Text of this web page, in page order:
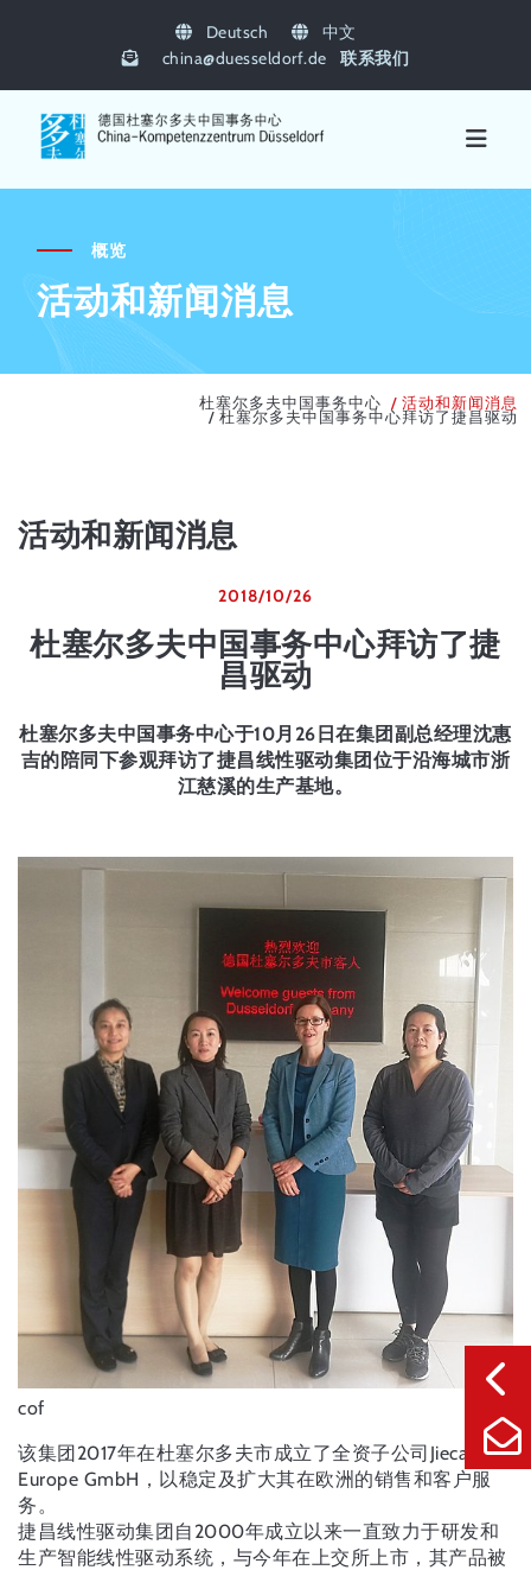
Deutsch
中文
china@duesseldorf.de 联系我们
概览
活动和新闻消息
杜塞尔多夫中国事务中心
活动和新闻消息
杜塞尔多夫中国事务中心拜访了捷昌驱动
活动和新闻消息
2018/10/26
杜塞尔多夫中国事务中心拜访了捷
昌驱动
杜塞尔多夫中国事务中心于10月26日在集团副总经理沈惠
吉的陪同下参观拜访了捷昌线性驱动集团位于沿海城市浙
江慈溪的生产基地。
cof
该集团2017年在杜塞尔多夫市成立了全资子公司Jiecang
Europe GmbH，以稳定及扩大其在欧洲的销售和客户服
务。
捷昌线性驱动集团自2000年成立以来一直致力于研发和
生产智能线性驱动系统，与今年在上交所上市，其产品被